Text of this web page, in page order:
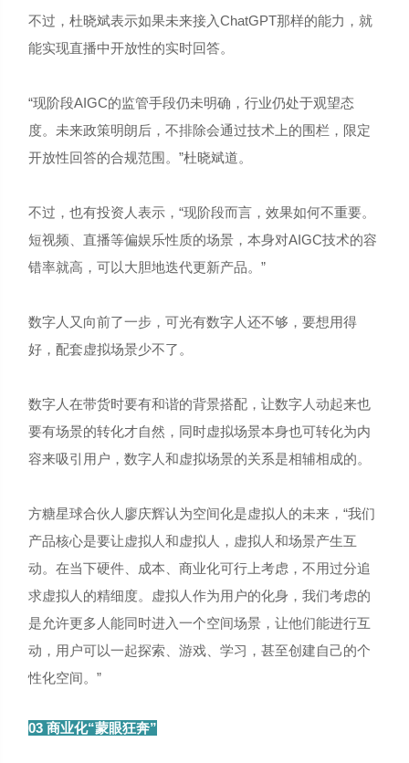
不过，杜晓斌表示如果未来接入ChatGPT那样的能力，就
能实现直播中开放性的实时回答。
“现阶段AIGC的监管手段仍未明确，行业仍处于观望态
度。未来政策明朗后，不排除会通过技术上的围栏，限定
开放性回答的合规范围。”杜晓斌道。
不过，也有投资人表示，“现阶段而言，效果如何不重要。
短视频、直播等偏娱乐性质的场景，本身对AIGC技术的容
错率就高，可以大胆地迭代更新产品。”
数字人又向前了一步，可光有数字人还不够，要想用得
好，配套虚拟场景少不了。
数字人在带货时要有和谐的背景搭配，让数字人动起来也
要有场景的转化才自然，同时虚拟场景本身也可转化为内
容来吸引用户，数字人和虚拟场景的关系是相辅相成的。
方糖星球合伙人廖庆辉认为空间化是虚拟人的未来，“我们
产品核心是要让虚拟人和虚拟人，虚拟人和场景产生互
动。在当下硬件、成本、商业化可行上考虑，不用过分追
求虚拟人的精细度。虚拟人作为用户的化身，我们考虑的
是允许更多人能同时进入一个空间场景，让他们能进行互
动，用户可以一起探索、游戏、学习，甚至创建自己的个
性化空间。”
03 商业化“蒙眼狂奔”